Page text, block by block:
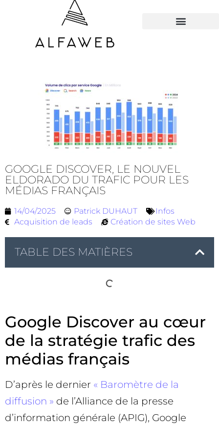
GOOGLE DISCOVER, LE NOUVEL
ELDORADO DU TRAFIC POUR LES
MÉDIAS FRANÇAIS
14/04/2025 Patrick DUHAUT
Infos
Acquisition de leads
Création de sites Web
TABLE DES MATIÈRES
Google Discover au cœur
de la stratégie trafic des
médias français
D’après le dernier « Baromètre de la
diffusion » de l’Alliance de la presse
d’information générale (APIG), Google